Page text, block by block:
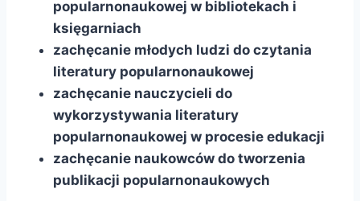
popularnonaukowej w bibliotekach i
księgarniach
zachęcanie młodych ludzi do czytania
literatury popularnonaukowej
zachęcanie nauczycieli do
wykorzystywania literatury
popularnonaukowej w procesie edukacji
zachęcanie naukowców do tworzenia
publikacji popularnonaukowych